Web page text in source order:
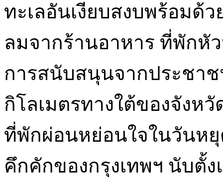
ทะเลอันเงียบสงบพร้อมด้
ลมจากร้านอาหาร ที่พักหั
การสนับสนุนจากประชาช
กิโลเมตรทางใต้ของจังห
ที่พักผ่อนหย่อนใจในวันห
คึกคักของกรุงเทพฯ นับตั้